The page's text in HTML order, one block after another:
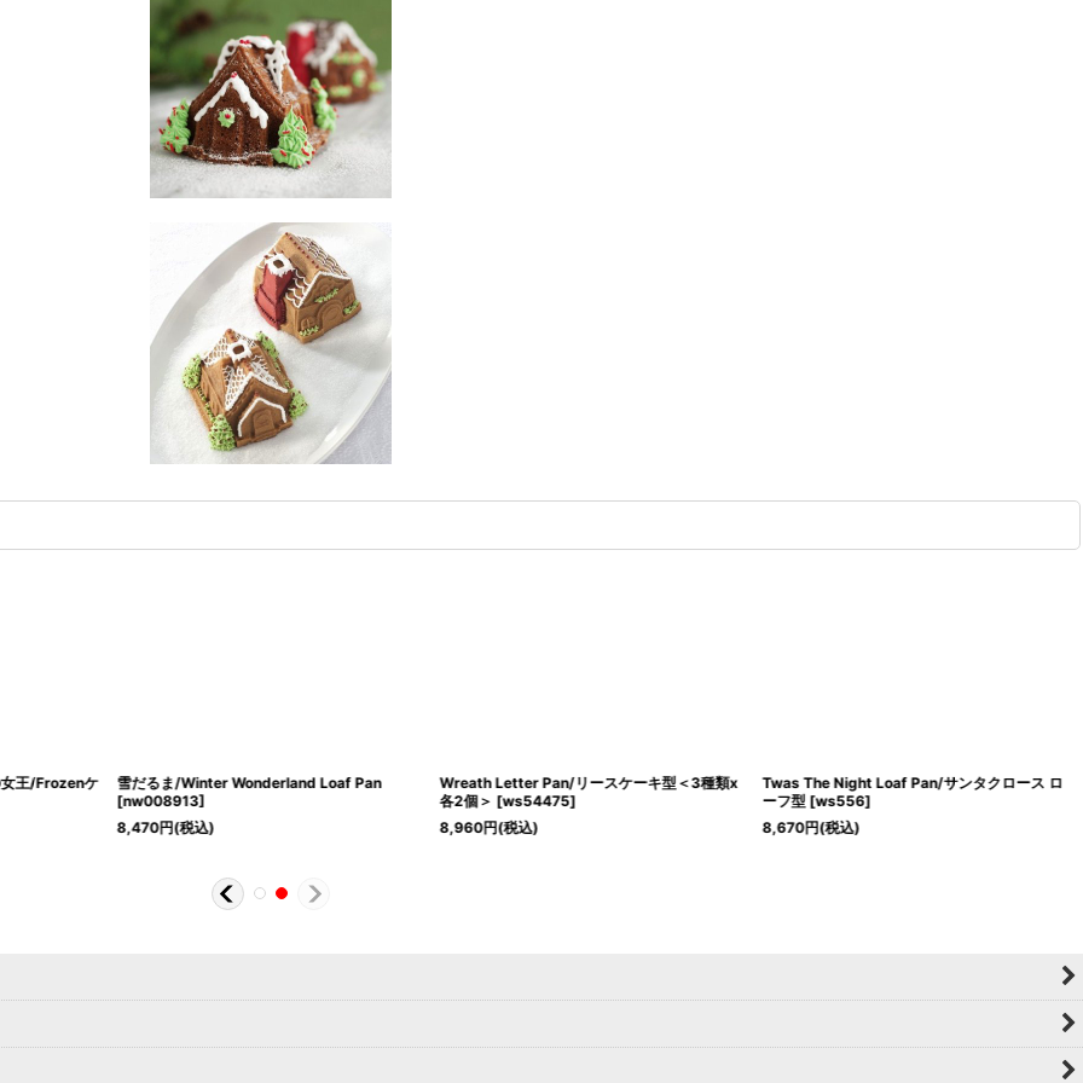
王/Frozenケ
雪だるま/Winter Wonderland Loaf Pan
[nw008913]
8,470円(税込)
Wreath Letter Pan/リースケーキ型＜3種類x
各2個＞ [ws54475]
8,960円(税込)
Twas The Night Loaf Pan/サンタクロース ロ
ーフ型 [ws556]
8,670円(税込)